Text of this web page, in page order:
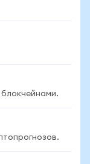
блокчейнами.